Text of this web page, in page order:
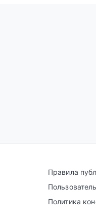
Правила
Политика